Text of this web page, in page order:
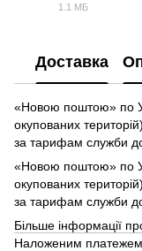
1.1 МБ
Доставка
«Новою поштою» по
окупованих
за тарифам служби
«Новою поштою» по
окупованих
за тарифам служби
Більше інформації
Наложеним